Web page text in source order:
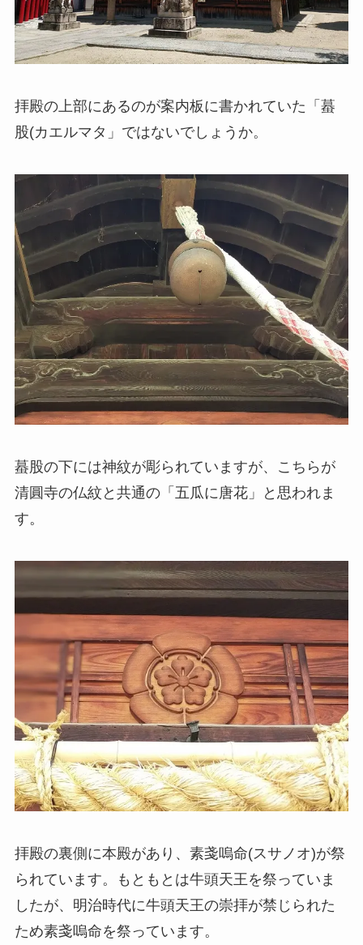
拝殿の上部にあるのが案内板に書かれていた「蟇
股(カエルマタ」ではないでしょうか。
蟇股の下には神紋が彫られていますが、こちらが
清圓寺の仏紋と共通の「五瓜に唐花」
と思われま
す。
拝殿の裏側に本殿があり、 素戔嗚命(スサノオ)が祭
られています。もともとは牛頭天王を祭っていま
したが、明治時代に牛頭天王の崇拝が禁じられた
ため素戔嗚命を祭っています。